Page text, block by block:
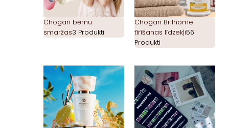
Chogan bērnu
smaržas3 Produkti
Chogan Brilhome
tīrīšanas līdzekļi56
Produkti